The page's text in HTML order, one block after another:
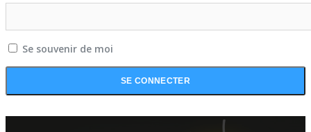
Se souvenir de moi